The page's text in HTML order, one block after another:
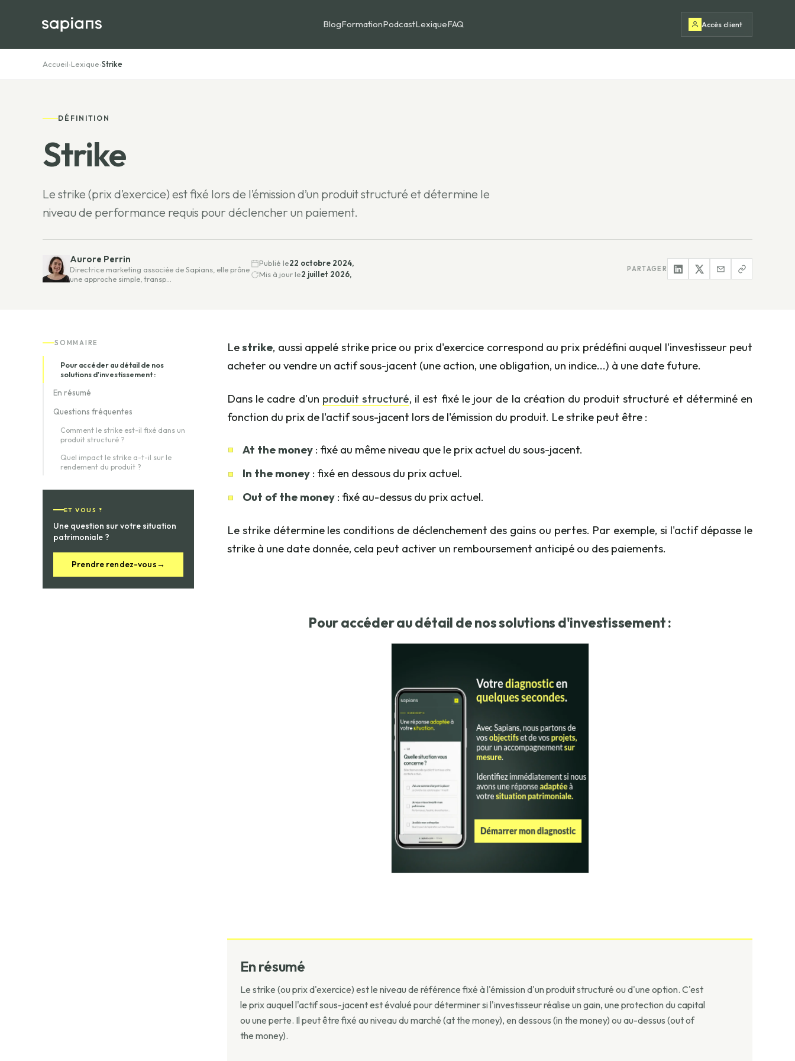
BlogFormationPodcastLexiqueFAQ Accès client
Accueil›Lexique›Strike
DÉFINITION
Strike
Le strike (prix d’exercice) est fixé lors de l’émission d’un produit structuré et détermine le
niveau de performance requis pour déclencher un paiement.
Aurore Perrin
Directrice marketing associée de Sapians, elle prône
une approche simple, transp…
Publié le22 octobre 2024,
Mis à jour le2 juillet 2026,
PARTAGER
SOMMAIRE
Pour accéder au détail de nos
solutions d'investissement :
En résumé
Questions fréquentes
Comment le strike est-il fixé dans un
produit structuré ?
Quel impact le strike a-t-il sur le
rendement du produit ?
ET VOUS ?
Une question sur votre situation
patrimoniale ?
Prendre rendez-vous→
Lestrike, aussi appelé strike price ou prix d'exercice correspond au prix prédéfini auquel l'investisseur peut
acheter ou vendre un actif sous-jacent (une action, une obligation, un indice...) à une date future.
Dans le cadre d'un produit structuré, il est fixé le jour de la création du produit structuré et déterminé en
fonction du prix de l'actif sous-jacent lors de l'émission du produit. Le strike peut être :
At the money : fixé au même niveau que le prix actuel du sous-jacent.
In the money : fixé en dessous du prix actuel.
Out of the money : fixé au-dessus du prix actuel.
Le strike détermine les conditions de déclenchement des gains ou pertes. Par exemple, si l'actif dépasse le
strike à une date donnée, cela peut activer un remboursement anticipé ou des paiements.
Pour accéder au détail de nos solutions d'investissement :
En résumé
Le strike (ou prix d'exercice) est le niveau de référence fixé à l'émission d'un produit structuré ou d'une option. C'est
le prix auquel l'actif sous-jacent est évalué pour déterminer si l'investisseur réalise un gain, une protection du capital
ou une perte. Il peut être fixé au niveau du marché (at the money), en dessous (in the money) ou au-dessus (out of
the money).